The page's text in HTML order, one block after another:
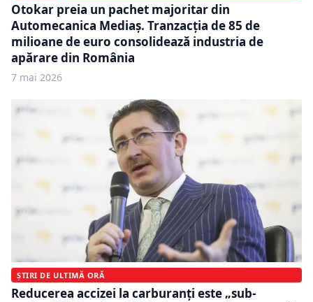
Otokar preia un pachet majoritar din
Automecanica Mediaș. Tranzacția de 85 de
milioane de euro consolidează industria de
apărare din România
7 mai 2026
ȘTIRI DE ULTIMĂ ORĂ
Reducerea accizei la carburanți este „sub-